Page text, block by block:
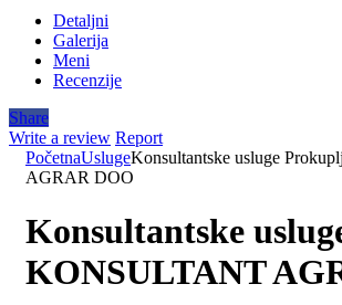
Detaljni
Galerija
Meni
Recenzije
Share
Write a review Report
PočetnaUslugeKonsultantske usluge
AGRAR DOO
Konsultantske
KONSULTANT